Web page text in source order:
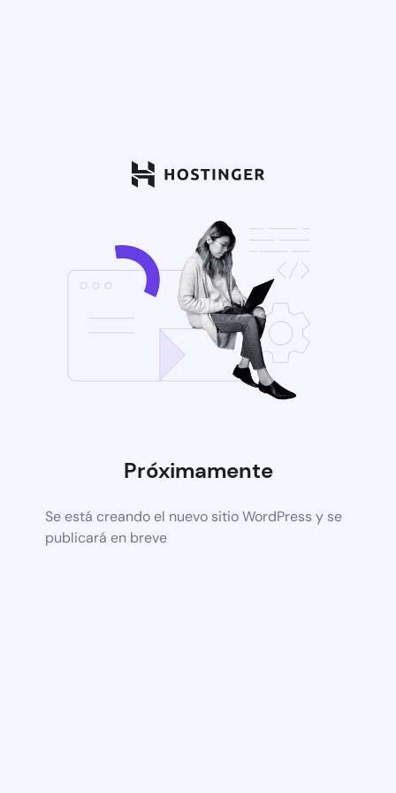
Próximamente
Se está creando el nuevo sitio WordPress y se
publicará en breve